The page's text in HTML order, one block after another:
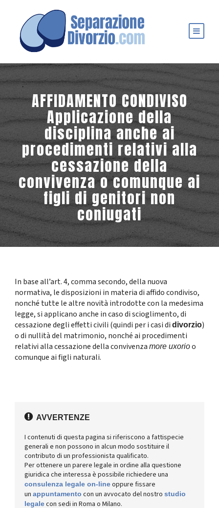
AFFIDAMENTO CONDIVISO
Applicazione della
disciplina anche ai
procedimenti relativi alla
cessazione della
convivenza o comunque ai
figli di genitori non
coniugati
In base all’art. 4, comma secondo, della nuova
normativa, le disposizioni in materia di affido condiviso,
nonché tutte le altre novità introdotte con la medesima
legge, si applicano anche in caso di scioglimento, di
cessazione degli effetti civili (quindi per i casi di divorzio)
o di nullità del matrimonio, nonché ai procedimenti
relativi alla cessazione della convivenza more uxorioo
comunque ai figli naturali.
AVVERTENZE
I contenuti di questa pagina si riferiscono a fattispecie
generali e non possono in alcun modo sostituire il
contributo di un professionista qualificato.
Per ottenere un parere legale in ordine alla questione
giuridica che interessa è possibile richiedere una
consulenza legale on-lineoppure fissare
un appuntamento con un avvocato del nostro studio
legalecon sedi in Roma o Milano.